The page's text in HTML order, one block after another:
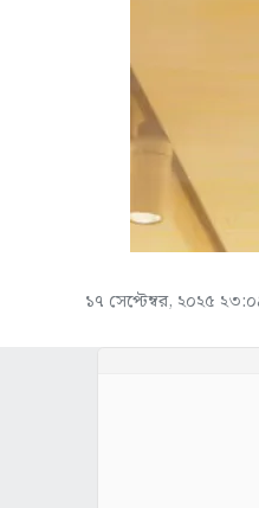
১৭ সেপ্টেম্বর, ২০২৫